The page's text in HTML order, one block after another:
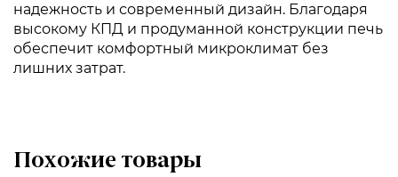
надежность и современный дизайн. Благодаря
высокому КПД и продуманной конструкции печь
обеспечит комфортный микроклимат без
лишних затрат.
Похожие товары